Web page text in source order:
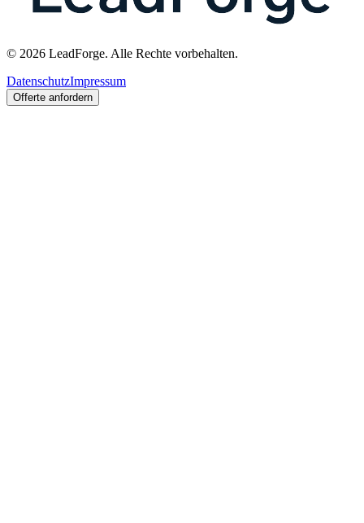
© 2026 LeadForge. Alle Rechte vorbehalten.
DatenschutzImpressum
Offerte anfordern